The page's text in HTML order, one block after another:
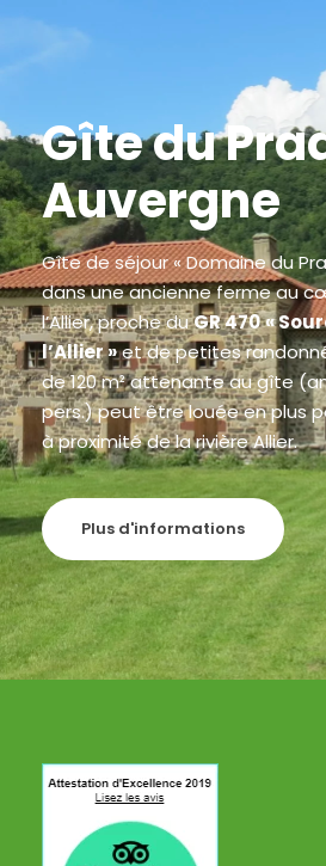
Gîte du
Auvergne
Gîte de séjour « Domaine du
dans une ancienne ferme au
l’Allier, proche duGR 470«
l’Allier »et de petites
de 120 m² attenante au gîte
pers.) peut être louée en plus
à proximité de la rivière Allier.
Plus d'informations